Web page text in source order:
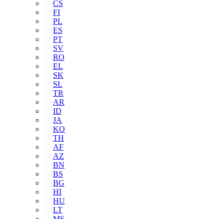
CS
FI
PL
ES
PT
SV
RO
EL
SK
SL
TR
AR
ID
JA
KO
TH
AF
AZ
BN
BS
BG
HI
HU
LT